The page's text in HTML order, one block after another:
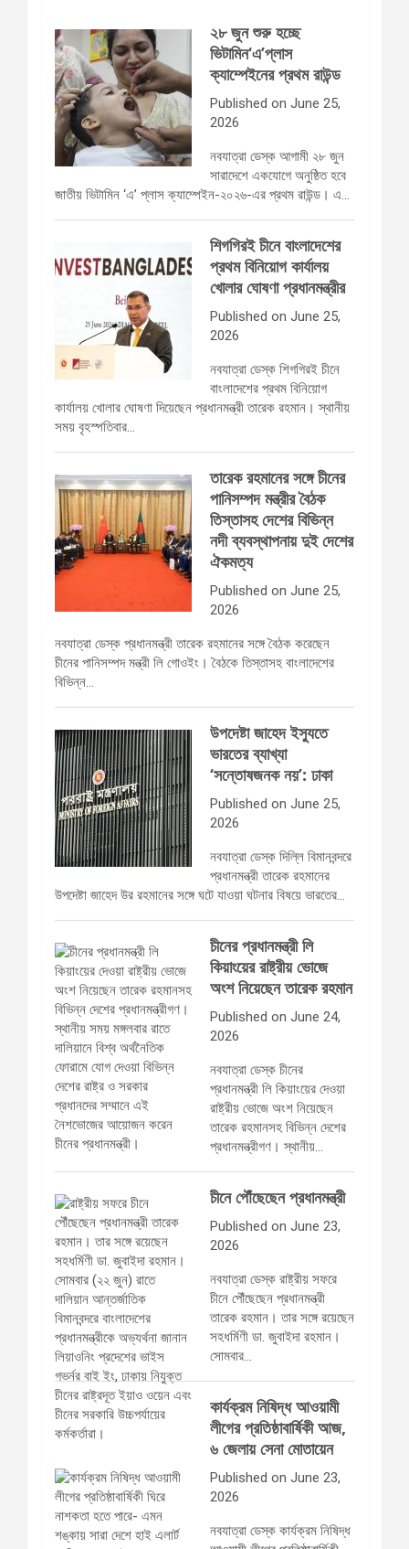
২৮ জুন শুরু হচ্ছে
ভিটামিন‘এ’প্লাস
ক্যাম্পেইনের প্রথম রাউন্ড
Published on June 25,
2026
নবযাত্রা ডেস্ক আগামী ২৮ জুন
সারাদেশে একযোগে অনুষ্ঠিত হবে
জাতীয় ভিটামিন ‘এ’ প্লাস ক্যাম্পেইন-২০২৬-এর প্রথম রাউন্ড। এ…
শিগগিরই চীনে বাংলাদেশের
প্রথম বিনিয়োগ কার্যালয়
খোলার ঘোষণা প্রধানমন্ত্রীর
Published on June 25,
2026
নবযাত্রা ডেস্ক শিগগিরই চীনে
বাংলাদেশের প্রথম বিনিয়োগ
কার্যালয় খোলার ঘোষণা দিয়েছেন প্রধানমন্ত্রী তারেক রহমান। স্থানীয়
সময় বৃহস্পতিবার…
তারেক রহমানের সঙ্গে চীনের
পানিসম্পদ মন্ত্রীর বৈঠক
তিস্তাসহ দেশের বিভিন্ন
নদী ব্যবস্থাপনায় দুই দেশের
ঐকমত্য
Published on June 25,
2026
নবযাত্রা ডেস্ক প্রধানমন্ত্রী তারেক রহমানের সঙ্গে বৈঠক করেছেন
চীনের পানিসম্পদ মন্ত্রী লি গোওইং। বৈঠকে তিস্তাসহ বাংলাদেশের
বিভিন্ন…
উপদেষ্টা জাহেদ ইস্যুতে
ভারতের ব্যাখ্যা
‘সন্তোষজনক নয়’: ঢাকা
Published on June 25,
2026
নবযাত্রা ডেস্ক দিল্লি বিমানবন্দরে
প্রধানমন্ত্রী তারেক রহমানের
উপদেষ্টা জাহেদ উর রহমানের সঙ্গে ঘটে যাওয়া ঘটনার বিষয়ে ভারতের…
চীনের প্রধানমন্ত্রী লি
কিয়াংয়ের রাষ্ট্রীয় ভোজে
অংশ নিয়েছেন তারেক রহমান
Published on June 24,
2026
নবযাত্রা ডেস্ক চীনের
প্রধানমন্ত্রী লি কিয়াংয়ের দেওয়া
রাষ্ট্রীয় ভোজে অংশ নিয়েছেন
তারেক রহমানসহ বিভিন্ন দেশের
প্রধানমন্ত্রীগণ। স্থানীয়…
চীনে পৌঁছেছেন প্রধানমন্ত্রী
Published on June 23,
2026
নবযাত্রা ডেস্ক রাষ্ট্রীয় সফরে
চীনে পৌঁছেছেন প্রধানমন্ত্রী
তারেক রহমান। তার সঙ্গে রয়েছেন
সহধর্মিণী ডা. জুবাইদা রহমান।
সোমবার…
কার্যক্রম নিষিদ্ধ আওয়ামী
লীগের প্রতিষ্ঠাবার্ষিকী আজ,
৬ জেলায় সেনা মোতায়েন
Published on June 23,
2026
নবযাত্রা ডেস্ক কার্যক্রম নিষিদ্ধ